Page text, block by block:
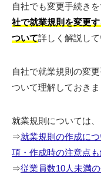
自社でも変更手続き
社で就業規則を変更
ついて詳しく解説して
自社で就業規則の変
ついて理解しておきま
就業規則については
⇒就業規則の作成に
項・作成時の注意点も
⇒従業員数10人未満